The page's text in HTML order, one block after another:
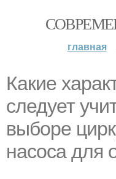
главная
Какие
следует
выборе
насоса для